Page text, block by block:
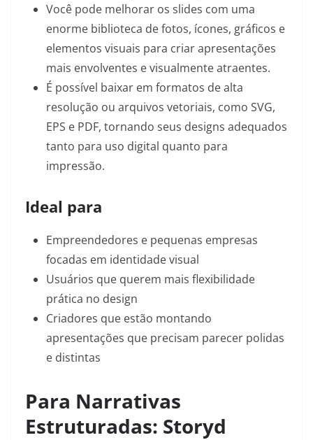
Você pode melhorar os slides com uma
enorme biblioteca de fotos, ícones, gráficos e
elementos visuais para criar apresentações
mais envolventes e visualmente atraentes.
É possível baixar em formatos de alta
resolução ou arquivos vetoriais, como SVG,
EPS e PDF, tornando seus designs adequados
tanto para uso digital quanto para
impressão.
Ideal para
Empreendedores e pequenas empresas
focadas em identidade visual
Usuários que querem mais flexibilidade
prática no design
Criadores que estão montando
apresentações que precisam parecer polidas
e distintas
Para Narrativas
Estruturadas: Storyd